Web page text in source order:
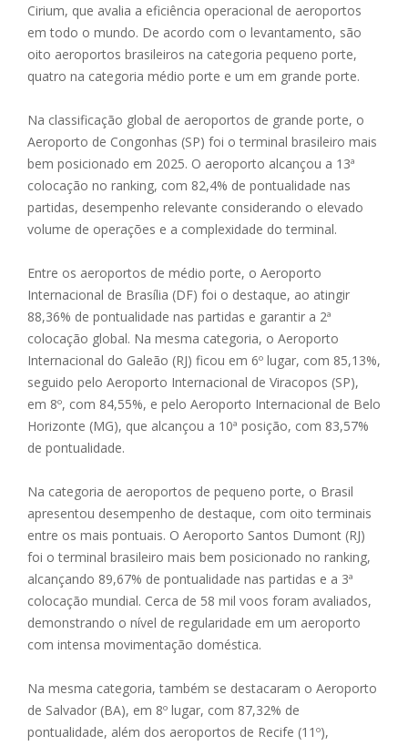
Cirium, que avalia a eficiência operacional de aeroportos
em todo o mundo. De acordo com o levantamento, são
oito aeroportos brasileiros na categoria pequeno porte,
quatro na categoria médio porte e um em grande porte.
Na classificação global de aeroportos de grande porte, o
Aeroporto de Congonhas (SP) foi o terminal brasileiro mais
bem posicionado em 2025. O aeroporto alcançou a 13ª
colocação no ranking, com 82,4% de pontualidade nas
partidas, desempenho relevante considerando o elevado
volume de operações e a complexidade do terminal.
Entre os aeroportos de médio porte, o Aeroporto
Internacional de Brasília (DF) foi o destaque, ao atingir
88,36% de pontualidade nas partidas e garantir a 2ª
colocação global. Na mesma categoria, o Aeroporto
Internacional do Galeão (RJ) ficou em 6º lugar, com 85,13%,
seguido pelo Aeroporto Internacional de Viracopos (SP),
em 8º, com 84,55%, e pelo Aeroporto Internacional de Belo
Horizonte (MG), que alcançou a 10ª posição, com 83,57%
de pontualidade.
Na categoria de aeroportos de pequeno porte, o Brasil
apresentou desempenho de destaque, com oito terminais
entre os mais pontuais. O Aeroporto Santos Dumont (RJ)
foi o terminal brasileiro mais bem posicionado no ranking,
alcançando 89,67% de pontualidade nas partidas e a 3ª
colocação mundial. Cerca de 58 mil voos foram avaliados,
demonstrando o nível de regularidade em um aeroporto
com intensa movimentação doméstica.
Na mesma categoria, também se destacaram o Aeroporto
de Salvador (BA), em 8º lugar, com 87,32% de
pontualidade, além dos aeroportos de Recife (11º),